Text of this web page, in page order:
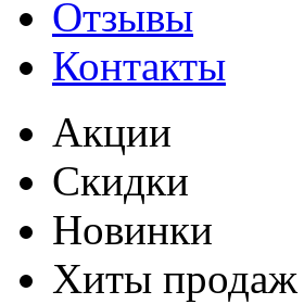
Отзывы
Контакты
Акции
Скидки
Новинки
Хиты продаж